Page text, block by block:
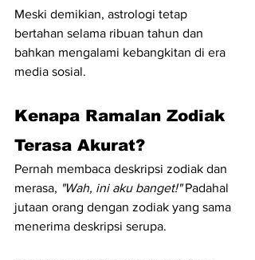
Meski demikian, astrologi tetap
bertahan selama ribuan tahun dan
bahkan mengalami kebangkitan di era
media sosial.
Kenapa Ramalan Zodiak
Terasa Akurat?
Pernah membaca deskripsi zodiak dan
merasa, "Wah, ini aku banget!" Padahal
jutaan orang dengan zodiak yang sama
menerima deskripsi serupa.